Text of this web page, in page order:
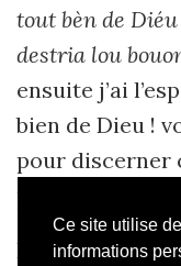
Ce site utilise
informations
tout bèn de
destria lou
ensuite j’ai
bien de Dieu !
pour discerner
pas si bon »].
De cette